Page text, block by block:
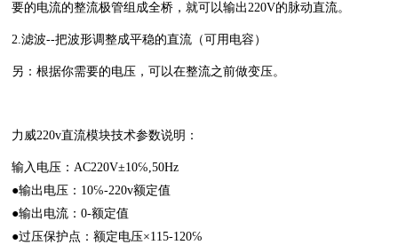
要的电流的整流极管组成全桥，就可以输出220V的脉动直流。
2.滤波--把波形调整成平稳的直流（可用电容）
另：根据你需要的电压，可以在整流之前做变压。
力威220v直流模块技术参数说明：
输入电压：AC220V±10℅,50Hz
●输出电压：10℅-220v额定值
●输出电流：0-额定值
●过压保护点：额定电压×115-120℅